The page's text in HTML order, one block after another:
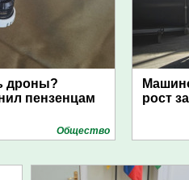
дроны?
пензенцам
Общество
рост